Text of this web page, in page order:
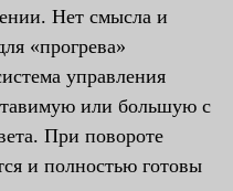
Нет смысла и
«прогрева»
управления
или большую с
При повороте
и полностью готовы